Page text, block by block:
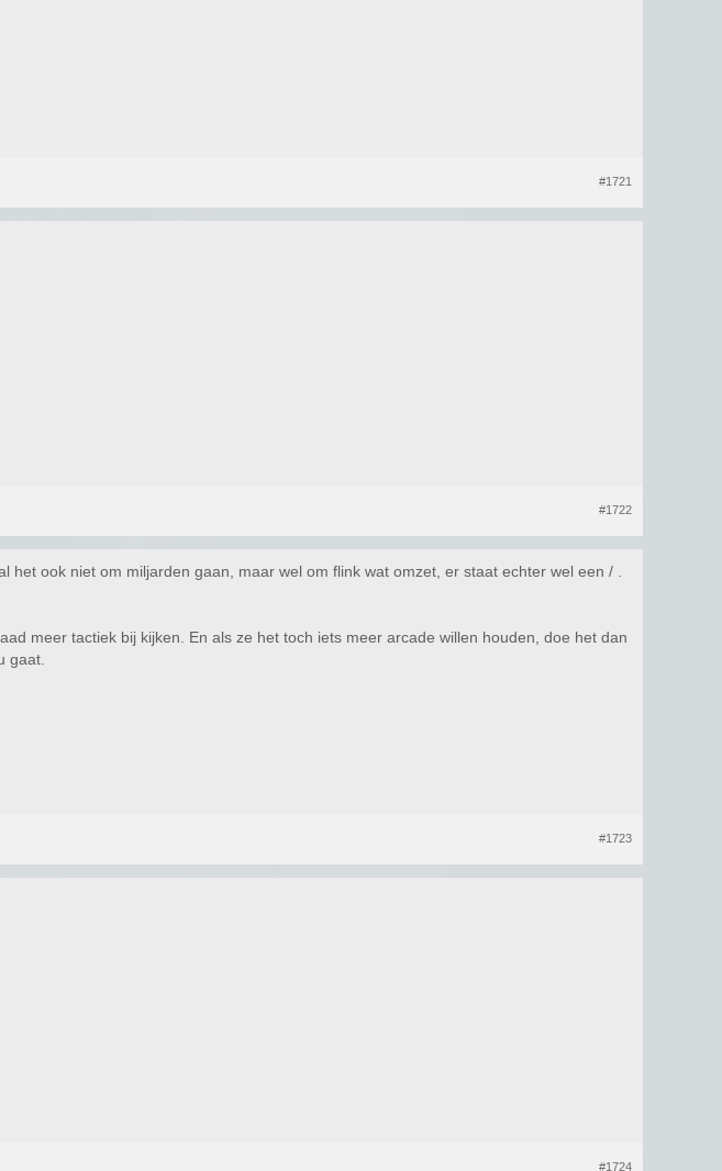
#1721
#1722
ook niet om miljarden gaan, maar wel om flink wat omzet, er staat echter wel een / .
meer tactiek bij kijken. En als ze het toch iets meer arcade willen houden, doe het dan
gaat.
#1723
#1724